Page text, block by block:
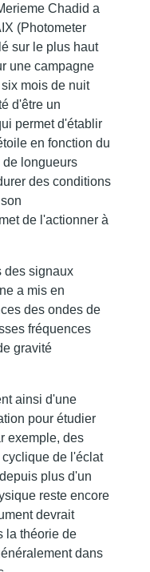
Chadid a
(Photometer
sur le plus haut
une campagne
mois de nuit
d'être un
permet d'établir
en fonction du
de longueurs
des conditions
de l'actionner à
des signaux
a mis en
des ondes de
fréquences
gravité
ainsi d'une
pour étudier
exemple, des
de l'éclat
plus d'un
reste encore
devrait
la théorie de
dans